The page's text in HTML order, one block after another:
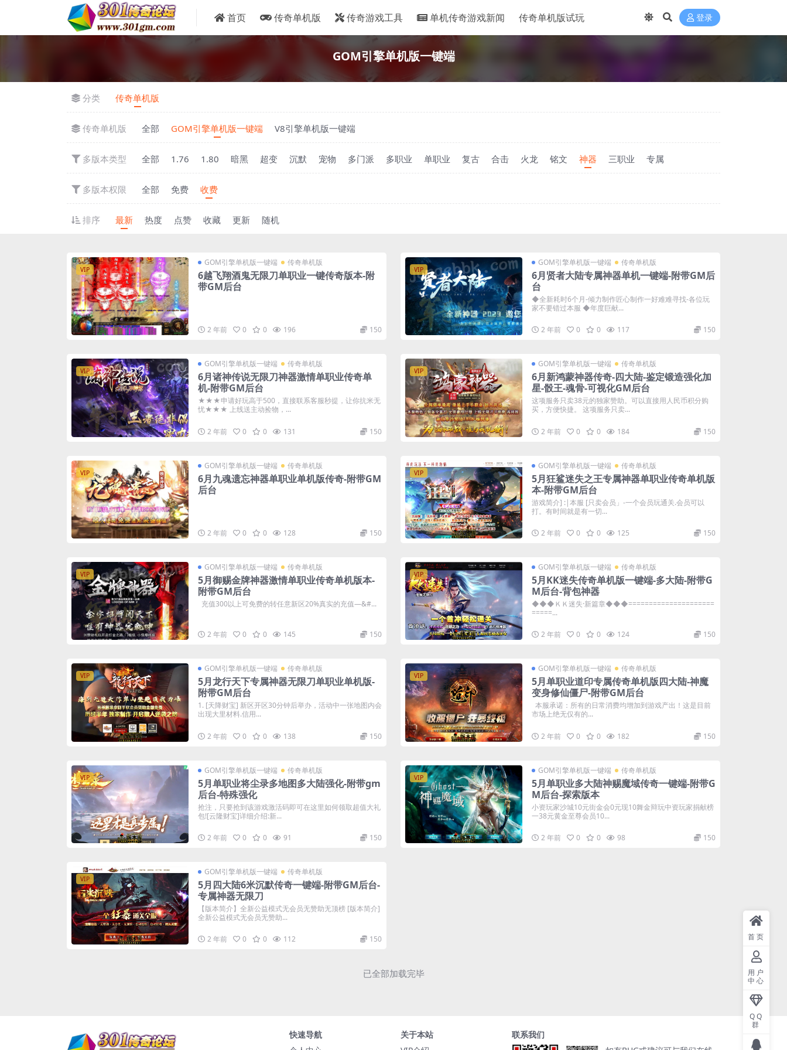
首页 传奇单机版 传奇游戏工具 单机传奇游戏新闻 传奇单机版试玩 登录
GOM引擎单机版一键端
分类 传奇单机版
传奇单机版 全部 GOM引擎单机版一键端 V8引擎单机版一键端
多版本类型 全部 1.76 1.80 暗黑 超变 沉默 宠物 多门派 多职业 单职业 复古 合击 火龙 铭文 神器 三职业 专属
多版本权限 全部 免费 收费
排序 最新 热度 点赞 收藏 更新 随机
VIP
GOM引擎单机版一键端 传奇单机版
6越飞翔酒鬼无限刀单职业一键传奇版本-附
带GM后台
2 年前 0 0 196 150
VIP
GOM引擎单机版一键端 传奇单机版
6月贤者大陆专属神器单机一键端-附带GM后
台
◆全新耗时6个月-倾力制作匠心制作一好难难寻找-各位玩
家不要错过本服 ◆年度巨献...
2 年前 0 0 117 150
VIP
GOM引擎单机版一键端 传奇单机版
6月诸神传说无限刀神器激情单职业传奇单
机-附带GM后台
★★★申请好玩高于500，直接联系客服秒提，让你抗米无
忧★★★ 上线送主动捡物，...
2 年前 0 0 131 150
VIP
GOM引擎单机版一键端 传奇单机版
6月新鸿蒙神器传奇-四大陆-鉴定锻造强化加
星-骰王-魂骨-可视化GM后台
这项服务只卖38元的独家赞助。可以直接用人民币积分购
买，方便快捷。 这项服务只卖...
2 年前 0 0 184 150
VIP
GOM引擎单机版一键端 传奇单机版
6月九魂遗忘神器单职业单机版传奇-附带GM
后台
2 年前 0 0 128 150
VIP
GOM引擎单机版一键端 传奇单机版
5月狂鲨迷失之王专属神器单职业传奇单机版
本-附带GM后台
游戏简介] :|本服 [只卖会员」-一个会员玩通关.会员可以
打。有时间就是有一切...
2 年前 0 0 125 150
VIP
GOM引擎单机版一键端 传奇单机版
5月御赐金牌神器激情单职业传奇单机版本-
附带GM后台
充值300以上可免费的转任意新区20%真实的充值—&#...
2 年前 0 0 145 150
VIP
GOM引擎单机版一键端 传奇单机版
5月KK迷失传奇单机版一键端-多大陆-附带G
M后台-背包神器
◆◆◆ＫＫ迷失·新篇章◆◆◆=====================
=====...
2 年前 0 0 124 150
VIP
GOM引擎单机版一键端 传奇单机版
5月龙行天下专属神器无限刀单职业单机版-
附带GM后台
1. [天降财宝] 新区开区30分钟后举办，活动中一张地图内会
出现大里材料.信用...
2 年前 0 0 138 150
VIP
GOM引擎单机版一键端 传奇单机版
5月单职业道印专属传奇单机版四大陆-神魔
变身修仙僵尸-附带GM后台
本服承诺：所有的日常消费均增加到游戏产出！这是目前
市场上绝无仅有的...
2 年前 0 0 182 150
VIP
GOM引擎单机版一键端 传奇单机版
5月单职业将尘录多地图多大陆强化-附带gm
后台-特殊强化
抢注，只要抢到该游戏激活码即可在这里如何领取超值大礼
包![云隆财宝]详细介绍:新...
2 年前 0 0 91 150
VIP
GOM引擎单机版一键端 传奇单机版
5月单职业多大陆神赐魔域传奇一键端-附带G
M后台-探索版本
小资玩家沙城10元街金会0元现10舞金辩玩中资玩家捐献榜
一38元黄金至尊会员10...
2 年前 0 0 98 150
VIP
GOM引擎单机版一键端 传奇单机版
5月四大陆6米沉默传奇一键端-附带GM后台-
专属神器无限刀
【版本简介】全新公益模式无会员无赞助无顶榜 [版本简介]
全新公益模式无会员无赞助...
2 年前 0 0 112 150
已全部加载完毕
快速导航
关于本站
联系我们
首页
用户
中心
QQ
群